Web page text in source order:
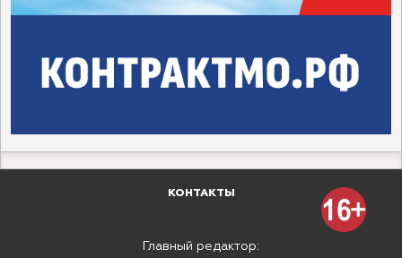
КОНТАКТЫ
Главный редактор: